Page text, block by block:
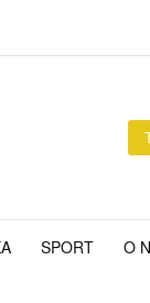
SPORT O